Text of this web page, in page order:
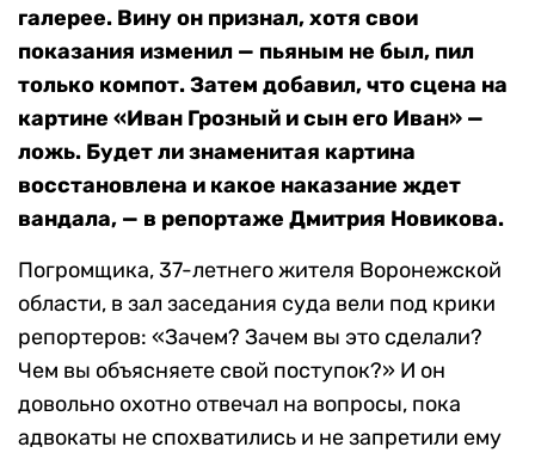
галерее. Вину он признал, хотя свои
показания изменил — пьяным не был, пил
только компот. Затем добавил, что сцена на
картине «Иван Грозный и сын его Иван» —
ложь. Будет ли знаменитая картина
восстановлена и какое наказание ждет
вандала, — в репортаже Дмитрия Новикова.
Погромщика, 37-летнего жителя Воронежской
области, в зал заседания суда вели под крики
репортеров: «Зачем? Зачем вы это сделали?
Чем вы объясняете свой поступок?» И он
довольно охотно отвечал на вопросы, пока
адвокаты не спохватились и не запретили ему